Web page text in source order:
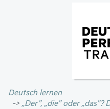
Deutsch lernen
„Der”, „die” oder